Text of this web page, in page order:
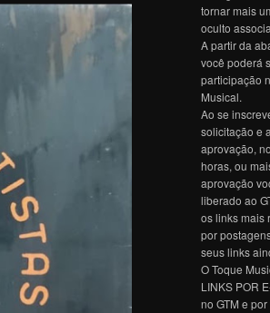
tornar mais
oculto
A partir da
você poderá
participação
Musical.
Ao se
solicitação e
aprovação,
horas, ou
aprovação
liberado ao
os links mais
por
seus links
O Toque
LINKS POR
no GTM e